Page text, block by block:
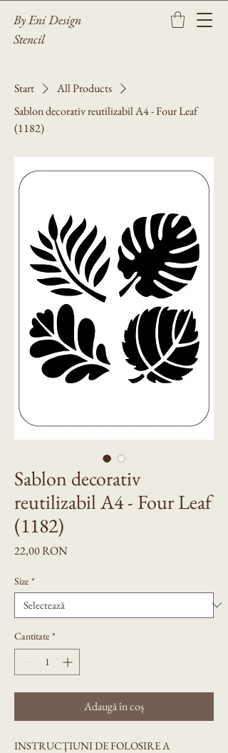
By Eni Design
Stencil
Start
All Products
Sablon decorativ reutilizabil A4 - Four Leaf
(1182)
Sablon decorativ
reutilizabil A4 - Four Leaf
(1182)
22,00 RONPreț
Size *
Cantitate *
Adaugă în coș
INSTRUCȚIUNI DE FOLOSIRE A